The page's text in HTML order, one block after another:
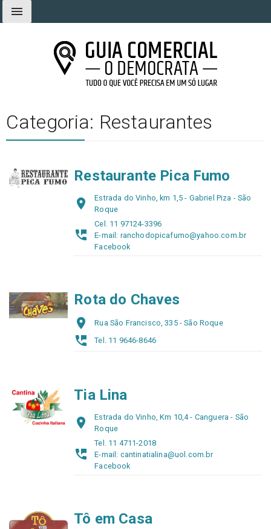
para
menu
Categoria: Restaurantes
Restaurante Pica Fumo
place
Estrada do Vinho, km 1,5 - Gabriel Piza - São
Roque
perm_phone_msg
Cel. 11 97124-3396
E-mail: ranchodopicafumo@yahoo.com.br
Facebook
Rota do Chaves
place Rua São Francisco, 335 - São Roque
perm_phone_msg Tel. 11 9646-8646
Tia Lina
place
Estrada do Vinho, Km 10,4 - Canguera - São
Roque
perm_phone_msg
Tel. 11 4711-2018
E-mail: cantinatialina@uol.com.br
Facebook
Tô em Casa
de